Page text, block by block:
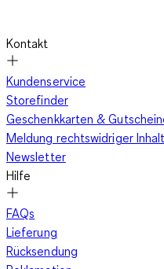
Kontakt
Kundenservice
Storefinder
Geschenkkarten &
Meldung rechtswidriger
Newsletter
Hilfe
FAQs
Lieferung
Rücksendung